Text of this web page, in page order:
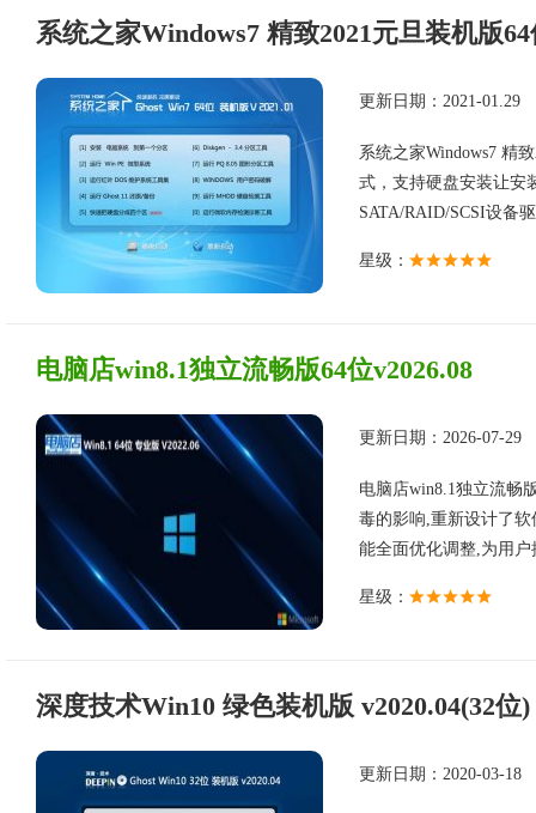
系统之家Windows7 精致2021元旦装机版
更新日期：2021-01.29
系统之家Windows7 精
式，支持硬盘安装让安
SATA/RAID/SCSI设备
星级：
电脑店win8.1独立流畅版64位v2026.08
更新日期：2026-07-29
电脑店win8.1独立流畅
毒的影响,重新设计了
能全面优化调整,为用
星级：
深度技术Win10 绿色装机版 v2020.04(32位)
更新日期：2020-03-18